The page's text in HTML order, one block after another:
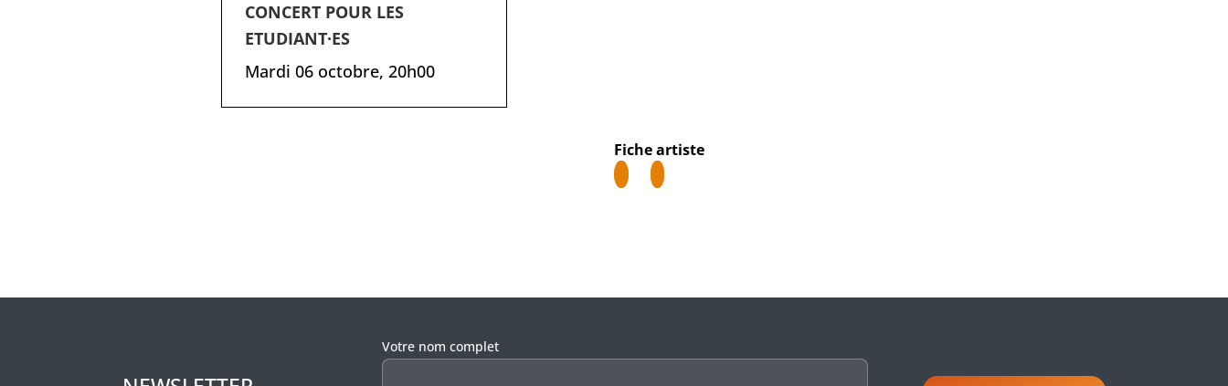
CONCERT POUR LES
ETUDIANT·ES
Mardi 06 octobre, 20h00
Fiche artiste
Veuillez laisser ce champ vide.
Votre nom complet